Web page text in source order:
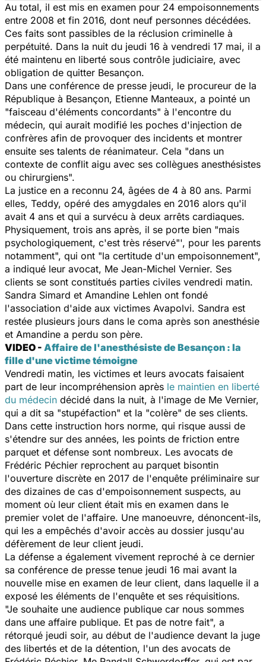
Au total, il est mis en examen pour 24 empoisonnements
entre 2008 et fin 2016, dont neuf personnes décédées.
Ces faits sont passibles de la réclusion criminelle à
perpétuité. Dans la nuit du jeudi 16 à vendredi 17 mai, il a
été maintenu en liberté sous contrôle judiciaire, avec
obligation de quitter Besançon.
Dans une conférence de presse jeudi, le procureur de la
République à Besançon, Etienne Manteaux, a pointé un
"faisceau d'éléments concordants" à l'encontre du
médecin, qui aurait modifié les poches d'injection de
confrères afin de provoquer des incidents et montrer
ensuite ses talents de réanimateur. Cela "dans un
contexte de conflit aigu avec ses collègues anesthésistes
ou chirurgiens".
La justice en a reconnu 24, âgées de 4 à 80 ans. Parmi
elles, Teddy, opéré des amygdales en 2016 alors qu'il
avait 4 ans et qui a survécu à deux arrêts cardiaques.
Physiquement, trois ans après, il se porte bien "mais
psychologiquement, c'est très réservé"', pour les parents
notamment", qui ont "la certitude d'un empoisonnement",
a indiqué leur avocat, Me Jean-Michel Vernier. Ses
clients se sont constitués parties civiles vendredi matin.
Sandra Simard et Amandine Lehlen ont fondé
l'association d'aide aux victimes Avapolvi. Sandra est
restée plusieurs jours dans le coma après son anesthésie
et Amandine a perdu son père.
VIDEO - Affaire de l'anesthésiste de Besançon : la
fille d'une victime témoigne
Vendredi matin, les victimes et leurs avocats faisaient
part de leur incompréhension après le maintien en liberté
du médecin décidé dans la nuit, à l'image de Me Vernier,
qui a dit sa "stupéfaction" et la "colère" de ses clients.
Dans cette instruction hors norme, qui risque aussi de
s'étendre sur des années, les points de friction entre
parquet et défense sont nombreux. Les avocats de
Frédéric Péchier reprochent au parquet bisontin
l'ouverture discrète en 2017 de l'enquête préliminaire sur
des dizaines de cas d'empoisonnement suspects, au
moment où leur client était mis en examen dans le
premier volet de l'affaire. Une manoeuvre, dénoncent-ils,
qui les a empêchés d'avoir accès au dossier jusqu'au
défèrement de leur client jeudi.
La défense a également vivement reproché à ce dernier
sa conférence de presse tenue jeudi 16 mai avant la
nouvelle mise en examen de leur client, dans laquelle il a
exposé les éléments de l'enquête et ses réquisitions.
"Je souhaite une audience publique car nous sommes
dans une affaire publique. Et pas de notre fait", a
rétorqué jeudi soir, au début de l'audience devant la juge
des libertés et de la détention, l'un des avocats de